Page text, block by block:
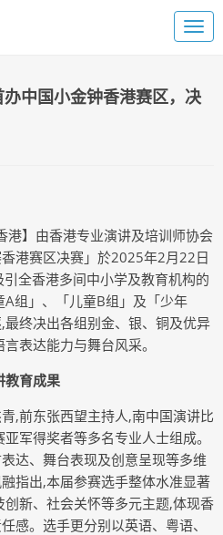
中国小金钟香港赛区，决
港】由香港专业演讲及培训师协会
港赛区决赛」於2025年2月22日
全香港多间中小学及教育机构的
组」、「儿童B组」及「少年
终决出各组别金、银、铜及优异
表达能力与舞台风采。
教育成果
,前东张西望主持人,南中国演讲比
军得奖者等多名专业人士组成。
达、舞台表现及创意呈现等多维
指出,本届参赛选手整体水准显著
新、社会关怀等多元主题,体现香
感。选手更分别以英语、粤语、